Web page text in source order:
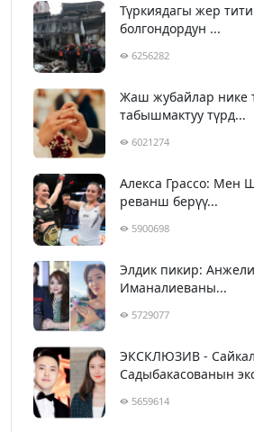
Түркиядагы жер
болгондордун ...
6256282
Жаш жубайлар нике
табышмактуу түрд...
6021274
Алекса Грассо: Мен
реванш берүү...
5900698
Элдик пикир:
Иманалиеваны...
5729077
ЭКСКЛЮЗИВ - Сайкал
Садыбакасованын
5659614